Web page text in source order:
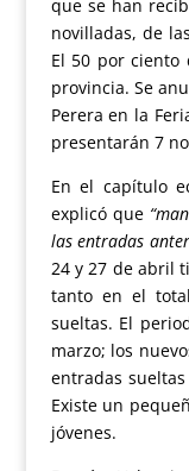
que se han
novilladas, de
El 50 por ciento
provincia. Se
Perera en la
presentarán 7
En el capítulo
explicó que
las entradas
24 y 27 de abril
tanto en el
sueltas. El
marzo; los
entradas
Existe un
jóvenes.